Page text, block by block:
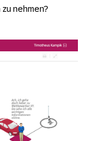
nehmen?